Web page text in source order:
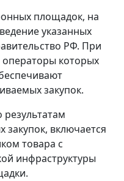
площадок, на
указанных
РФ. При
которых
закупок.
включается
товара с
инфраструктуры